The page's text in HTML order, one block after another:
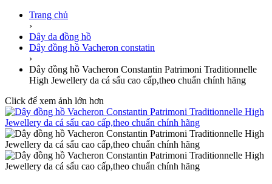
Trang chủ
›
Dây da đồng hồ
Dây đồng hồ Vacheron constatin
›
Dây đồng hồ Vacheron Constantin Patrimoni Traditionnelle
High Jewellery da cá sấu cao cấp,theo chuẩn chính hãng
Click để xem ảnh lớn hơn